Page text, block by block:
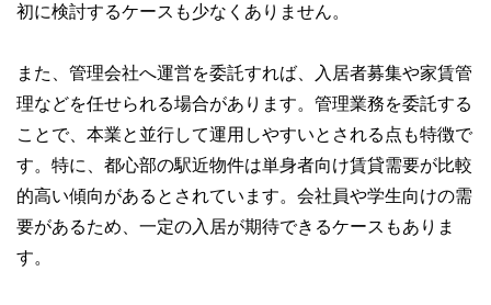
初に検討するケースも少なくありません。
また、管理会社へ運営を委託すれば、入居者募集や家賃管
理などを任せられる場合があります。管理業務を委託する
ことで、本業と並行して運用しやすいとされる点も特徴で
す。特に、都心部の駅近物件は単身者向け賃貸需要が比較
的高い傾向があるとされています。会社員や学生向けの需
要があるため、一定の入居が期待できるケースもありま
す。